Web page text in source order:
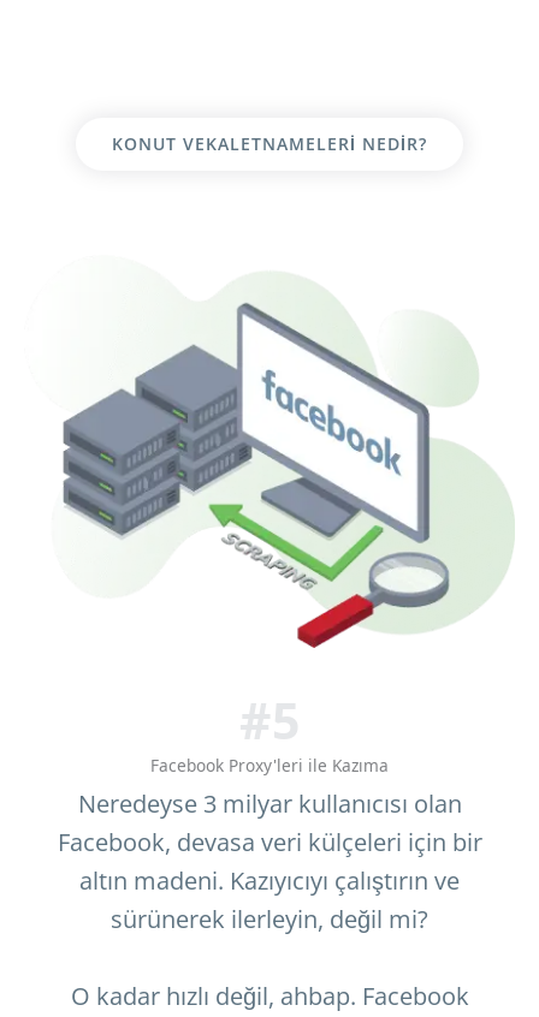
KONUT VEKALETNAMELERI NEDIR?
#5
Facebook Proxy'leri ile Kazıma
Neredeyse 3 milyar kullanıcısı olan
Facebook, devasa veri külçeleri için bir
altın madeni. Kazıyıcıyı çalıştırın ve
sürünerek ilerleyin, değil mi?
O kadar hızlı değil, ahbap. Facebook